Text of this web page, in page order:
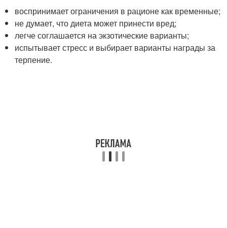
воспринимает ограничения в рационе как временные;
не думает, что диета может принести вред;
легче соглашается на экзотические варианты;
испытывает стресс и выбирает варианты награды за
терпение.